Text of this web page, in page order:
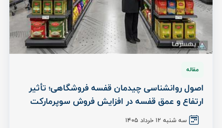
مقاله
اصول روانشناسی چیدمان قفسه فروشگاهی؛ تأثیر
ارتفاع و عمق قفسه در افزایش فروش سوپرمارکت
سه شنبه ۱۲ خرداد ۱۴۰۵